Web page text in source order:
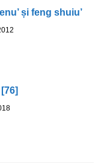
și feng shuiu’